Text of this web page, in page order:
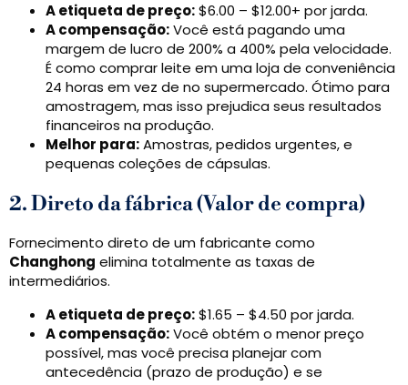
A etiqueta de preço:$6.00 – $12.00+ por jarda.
A compensação:Você está pagando uma
margem de lucro de 200% a 400% pela velocidade.
É como comprar leite em uma loja de conveniência
24 horas em vez de no supermercado. Ótimo para
amostragem, mas isso prejudica seus resultados
financeiros na produção.
Melhor para:Amostras, pedidos urgentes, e
pequenas coleções de cápsulas.
2. Direto da fábrica (Valor de compra)
Fornecimento direto de um fabricante como
Changhong elimina totalmente as taxas de
intermediários.
A etiqueta de preço:$1.65 – $4.50 por jarda.
A compensação:Você obtém o menor preço
possível, mas você precisa planejar com
antecedência (prazo de produção) e se